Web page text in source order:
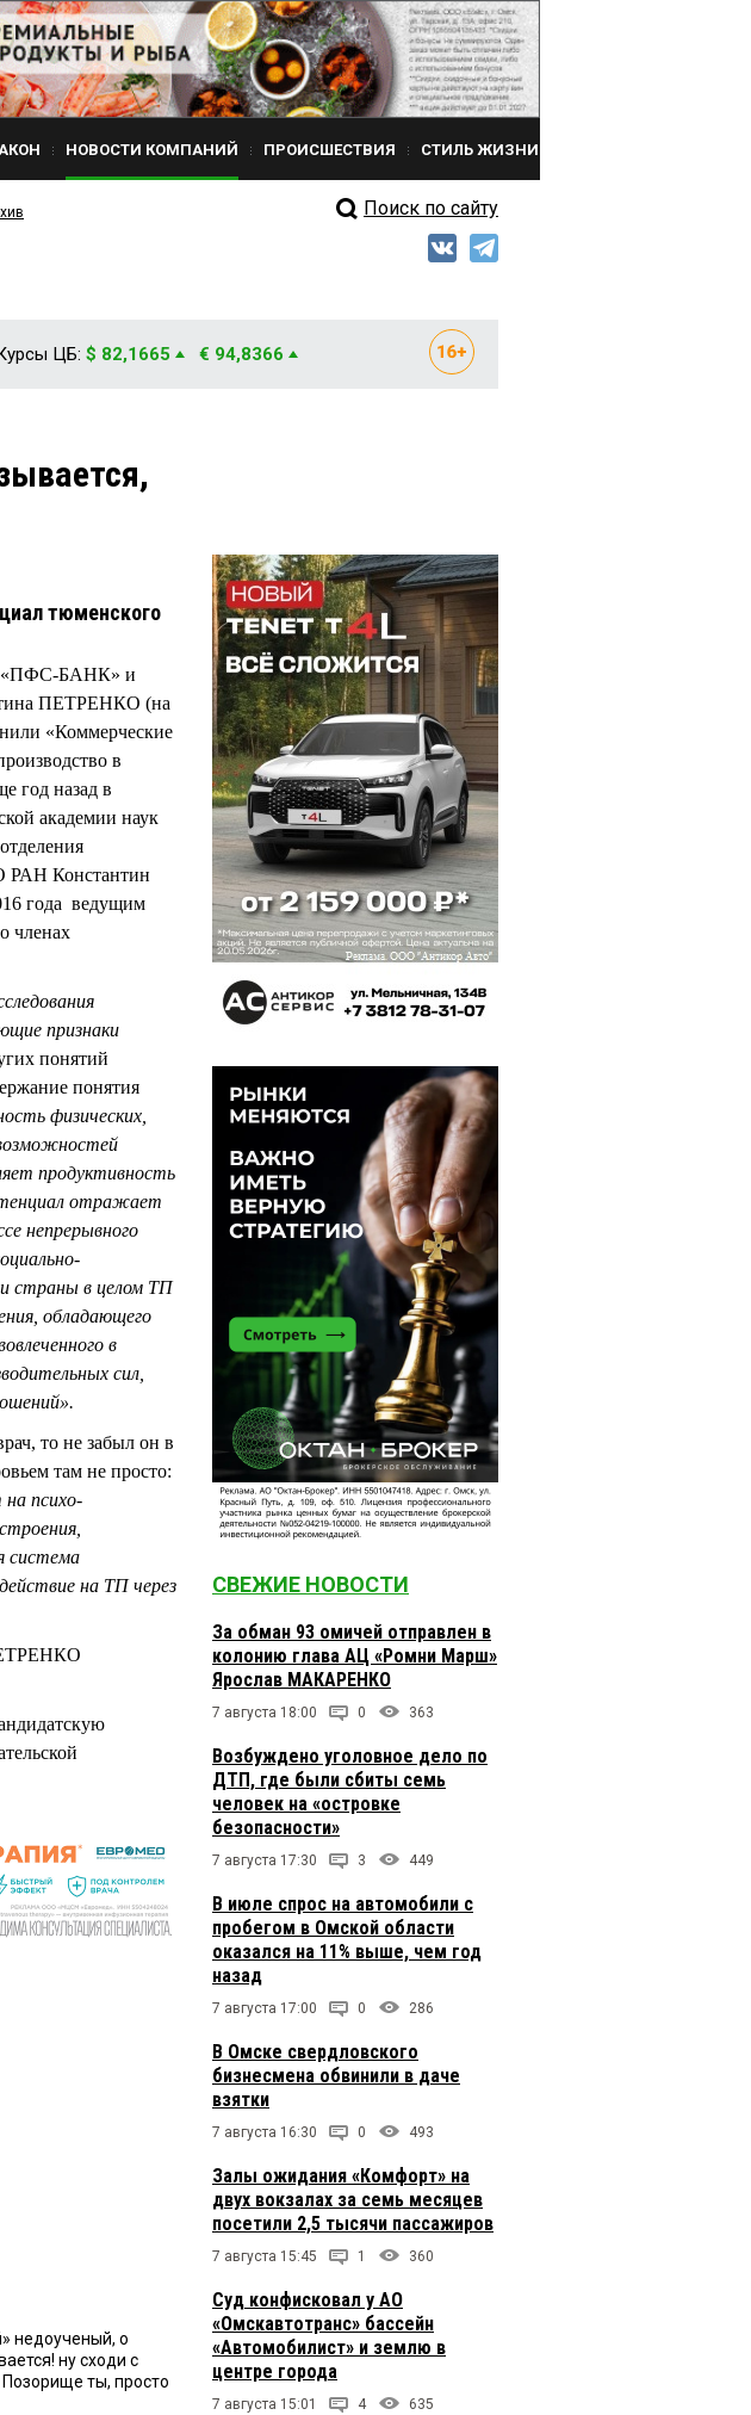
НОВОСТИ КОМПАНИЙ ПРОИСШЕСТВИЯ СТИЛЬ ЖИЗНИ
Поиск по сайту
ЦБ: $ 82,1665 € 94,8366
тюменского
«ПФС-БАНК» и
ПЕТРЕНКО (на
«Коммерческие
в
год назад в
академии наук
РАН Константин
года ведущим
членах
признаки
понятий
понятия
физических,
продуктивность
отражает
непрерывного
и страны в целом ТП
обладающего
в
сил,
то не забыл он в
там не просто:
психо-
система
на ТП через
недоученый, о
ну сходи с
ты, просто
СВЕЖИЕ НОВОСТИ
За обман 93 омичей отправлен в
колонию глава АЦ «Ромни Марш»
Ярослав МАКАРЕНКО
7 августа 18:00 0 363
Возбуждено уголовное дело по
ДТП, где были сбиты семь
человек на «островке
безопасности»
7 августа 17:30 3 449
В июле спрос на автомобили с
пробегом в Омской области
оказался на 11% выше, чем год
назад
7 августа 17:00 0 286
В Омске свердловского
бизнесмена обвинили в даче
взятки
7 августа 16:30 0 493
Залы ожидания «Комфорт» на
двух вокзалах за семь месяцев
посетили 2,5 тысячи пассажиров
7 августа 15:45 1 360
Суд конфисковал у АО
«Омскавтотранс» бассейн
«Автомобилист» и землю в
центре города
7 августа 15:01 4 635